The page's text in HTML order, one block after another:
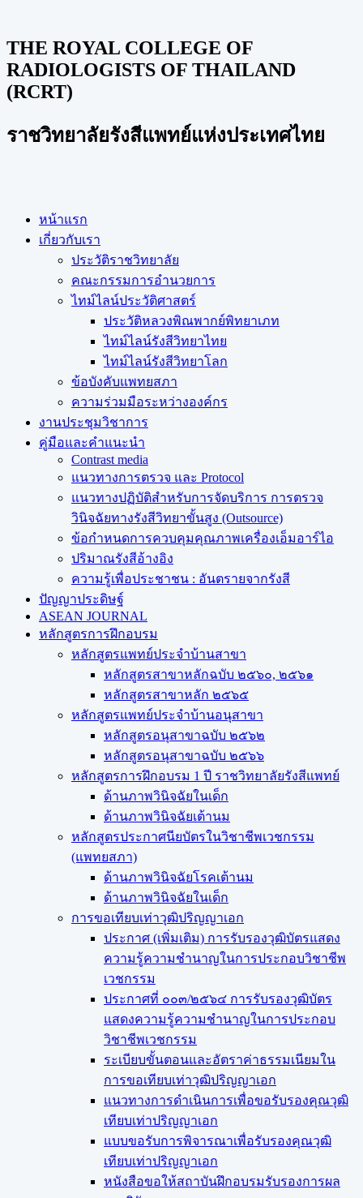
THE ROYAL COLLEGE OF
RADIOLOGISTS OF THAILAND
(RCRT)
ราชวิทยาลัยรังสีแพทย์แห่งประเทศไทย
หน้าแรก
เกี่ยวกับเรา
ประวัติราชวิทยาลัย
คณะกรรมการอำนวยการ
ไทม์ไลน์ประวัติศาสตร์
ประวัติหลวงพิณพากย์พิทยาเภท
ไทม์ไลน์รังสีวิทยาไทย
ไทม์ไลน์รังสีวิทยาโลก
ข้อบังคับแพทยสภา
ความร่วมมือระหว่างองค์กร
งานประชุมวิชาการ
คู่มือและคำแนะนำ
Contrast media
แนวทางการตรวจ และ Protocol
แนวทางปฏิบัติสำหรับการจัดบริการ การตรวจ
วินิจฉัยทางรังสีวิทยาขั้นสูง (Outsource)
ข้อกำหนดการควบคุมคุณภาพเครื่องเอ็มอาร์ไอ
ปริมาณรังสีอ้างอิง
ความรู้เพื่อประชาชน : อันตรายจากรังสี
ปัญญาประดิษฐ์
ASEAN JOURNAL
หลักสูตรการฝึกอบรม
หลักสูตรแพทย์ประจำบ้านสาขา
หลักสูตรสาขาหลักฉบับ ๒๕๖๐, ๒๕๖๑
หลักสูตรสาขาหลัก ๒๕๖๕
หลักสูตรแพทย์ประจำบ้านอนุสาขา
หลักสูตรอนุสาขาฉบับ ๒๕๖๒
หลักสูตรอนุสาขาฉบับ ๒๕๖๖
หลักสูตรการฝึกอบรม 1 ปี ราชวิทยาลัยรังสีแพทย์
ด้านภาพวินิจฉัยในเด็ก
ด้านภาพวินิจฉัยเต้านม
หลักสูตรประกาศนียบัตรในวิชาชีพเวชกรรม
(แพทยสภา)
ด้านภาพวินิจฉัยโรคเต้านม
ด้านภาพวินิจฉัยในเด็ก
การขอเทียบเท่า​วุฒิปริญญา​เอก
ประกาศ (เพิ่มเติม) การรับรองวุฒิบัตรแสดง
ความรู้ความชำนาญในการประกอบวิชาชีพ
เวชกรรม
ประกาศที่ ๐๐๓/๒๕๖๔ การรับรองวุฒิบัตร
แสดงความรู้ความชำนาญในการประกอบ
วิชาชีพเวชกรรม
ระเบียบขั้นตอนและอัตราค่าธรรมเนียมใน
การขอเทียบเท่าวุฒิปริญญาเอก
แนวทางการดำเนินการเพื่อขอรับรองคุณวุฒิ
เทียบเท่าปริญญาเอก
แบบขอรับการพิจารณาเพื่อรับรองคุณวุฒิ
เทียบเท่าปริญญาเอก
หนังสือขอให้สถาบันฝึกอบรมรับรองการผล